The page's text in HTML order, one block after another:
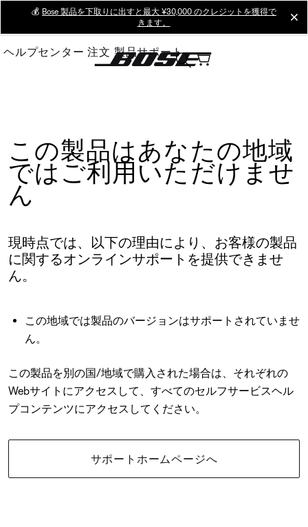
Main
💰 Bose 製品を下取りに出すと最大 ¥30,000 のクレジットを獲得で
きます。
ヘルプセンター 注文 製品サポート
この製品はあなたの地域
ではご利用いただけませ
ん
現時点では、以下の理由により、お客様の製品
に関するオンラインサポートを提供できませ
ん。
この地域では製品のバージョンはサポートされていませ
ん。
この製品を別の国/地域で購入された場合は、それぞれの
Webサイトにアクセスして、すべてのセルフサービスヘル
プコンテンツにアクセスしてください。
サポートホームページへ